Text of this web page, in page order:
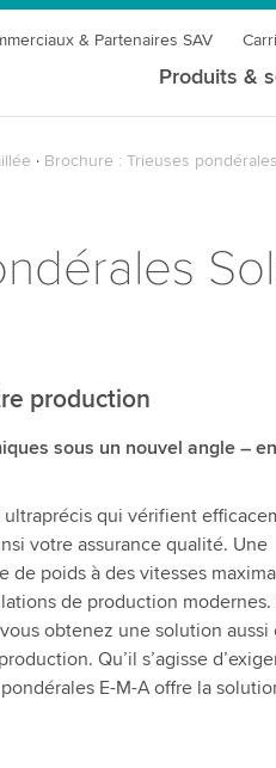
& Partenaires SAV
Produits &
Brochure : Trieuses
production
sous un nouvel angle – en
qui vérifient
votre assurance qualité. Une
poids à des vitesses
de production modernes.
obtenez une solution aussi
Qu’il s’agisse
E-M-A offre la